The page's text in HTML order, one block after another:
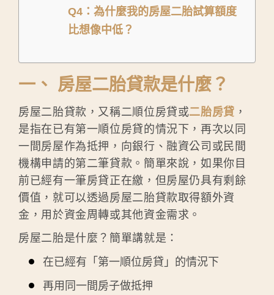
Q4：為什麼我的房屋二胎試算額度
比想像中低？
一、 房屋二胎貸款是什麼？
房屋二胎貸款，又稱二順位房貸或二胎房貸 ，
是指在已有第一順位房貸的情況下，再次以同
一間房屋作為抵押，向銀行、融資公司或民間
機構申請的第二筆貸款。簡單來說，如果你目
前已經有一筆房貸正在繳，但房屋仍具有剩餘
價值，就可以透過房屋二胎貸款取得額外資
金，用於資金周轉或其他資金需求。
房屋二胎是什麼？簡單講就是：
在已經有「第一順位房貸」的情況下
再用同一間房子做抵押